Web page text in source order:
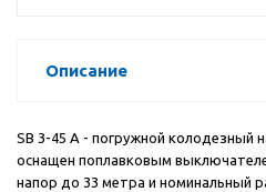
Описание
SB 3-45 A - погружной колодезный
оснащен поплавковым
напор до 33 метра и номинальный